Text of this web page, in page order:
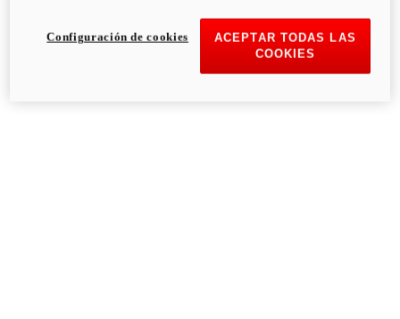
ACEPTAR TODAS LAS
COOKIES
Configuración de cookies